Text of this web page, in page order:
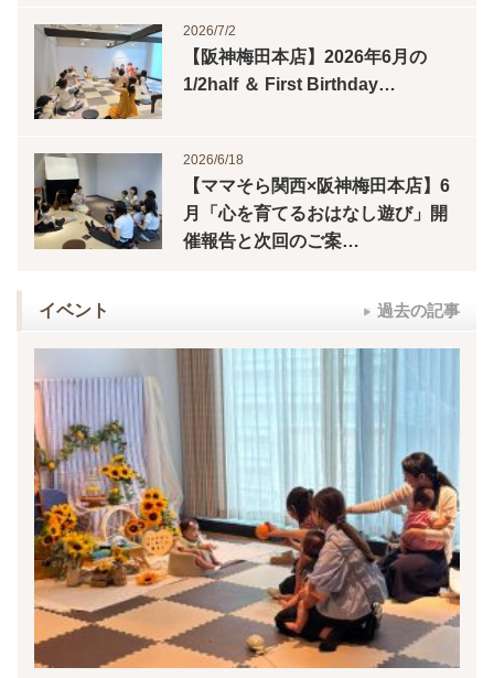
2026/7/2
【阪神梅田本店】2026年6月の
1/2half ＆ First Birthday…
2026/6/18
【ママそら関西×阪神梅田本店】6
月「心を育てるおはなし遊び」開
催報告と次回のご案…
イベント 過去の記事